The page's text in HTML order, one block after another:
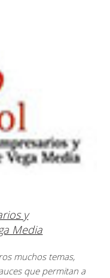
y
Media
muchos temas,
que permitan a